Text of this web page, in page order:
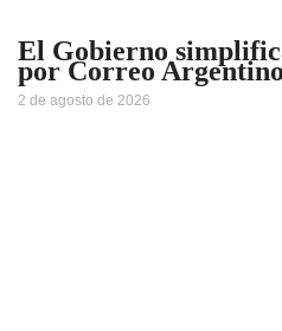
El Gobierno
por Correo Argentino
2 de agosto de 2026